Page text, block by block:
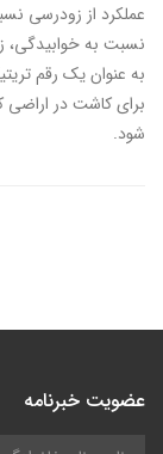
نسبت به خوابیدگی،
به عنوان یک رقم
برای کاشت در اراضی
‏شود.
عضویت خبرنامه